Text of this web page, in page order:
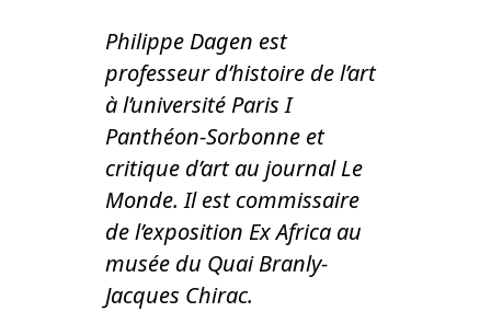
Philippe Dagen est
professeur d’histoire de l’art
à l’université Paris I
Panthéon-Sorbonne et
critique d’art au journal Le
Monde. Il est commissaire
de l’exposition Ex Africa au
musée du Quai Branly-
Jacques Chirac.